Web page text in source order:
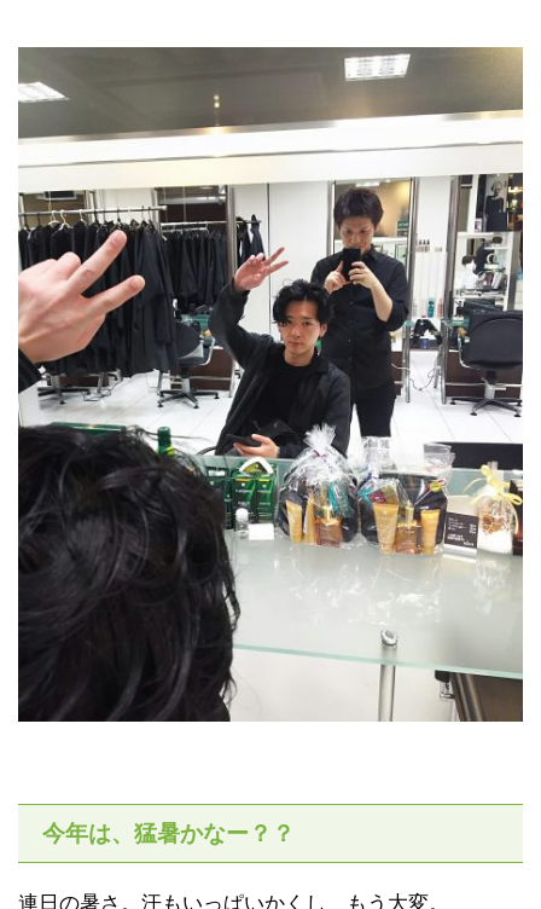
今年は、猛暑かなー？？
連日の暑さ。汗もいっぱいかくし もう大変。